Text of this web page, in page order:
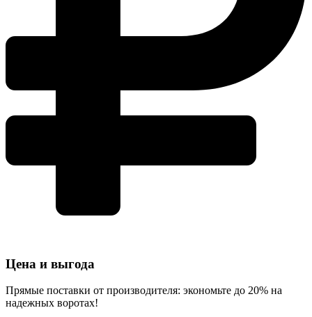
Цена и выгода
Прямые поставки от производителя: экономьте до 20% на
надежных воротах!